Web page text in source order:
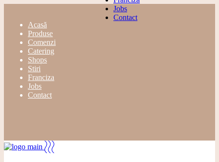
Acasă
Produse
Comenzi
Catering
Shops
Stiri
Franciza
Jobs
Contact
Jobs
Contact
Niciun produs în coș.